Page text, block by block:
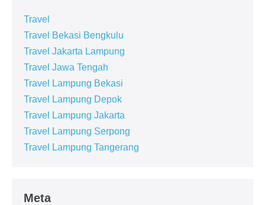
Travel
Travel Bekasi Bengkulu
Travel Jakarta Lampung
Travel Jawa Tengah
Travel Lampung Bekasi
Travel Lampung Depok
Travel Lampung Jakarta
Travel Lampung Serpong
Travel Lampung Tangerang
Meta